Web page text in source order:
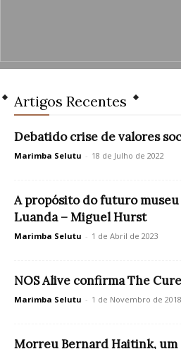
Artigos Recentes
Debatido crise de valores
Marimba Selutu - 18 de Julho de 2022
A propósito do futuro
Luanda – Miguel Hurst
Marimba Selutu - 1 de Abril de 2023
NOS Alive confirma The
Marimba Selutu - 1 de Novembro de 2018
Morreu Bernard Haitink, um